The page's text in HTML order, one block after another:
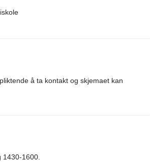
å ta kontakt og skjemaet kan
1430-1600.